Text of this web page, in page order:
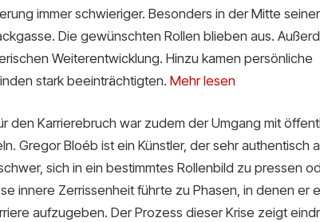
immer schwieriger. Besonders in der Mitte
Die gewünschten Rollen blieben aus.
Weiterentwicklung. Hinzu kamen persönliche
stark beeinträchtigten. Mehr lesen
den Karrierebruch war zudem der Umgang mit
Gregor Bloéb ist ein Künstler, der sehr authentisch
sich in ein bestimmtes Rollenbild zu pressen
innere Zerrissenheit führte zu Phasen, in denen er
aufzugeben. Der Prozess dieser Krise zeigt